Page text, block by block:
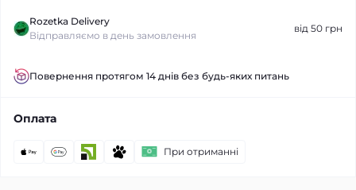
Rozetka Delivery
Відправляємо в день замовлення
від 50 грн
Повернення протягом 14 днів без будь-яких питань
Оплата
При отриманні